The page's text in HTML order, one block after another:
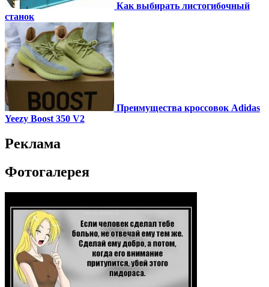
Как выбирать листогибочный
станок
Преимущества кроссовок Adidas
Yeezy Boost 350 V2
Реклама
Фотогалерея